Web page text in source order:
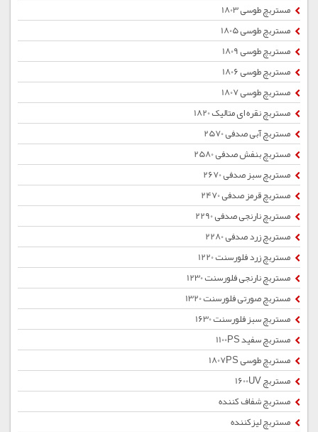
مستربچ طوسی 1803
مستربچ طوسی 1805
مستربچ طوسی 1809
مستربچ طوسی 1806
مستربچ طوسی 1807
مستربچ نقره ای متالیک 1820
مستربچ آبی صدفی 2570
مستربچ بنفش صدفی 2580
مستربچ سبز صدفی 2670
مستربچ قرمز صدفی 2470
مستربچ نارنجی صدفی 2290
مستربچ زرد صدفی 2280
مستربچ زرد فلورسنت 1220
مستربچ نارنجی فلورسنت 1230
مستربچ صورتی فلورسنت 1320
مستربچ سبز فلورسنت 1630
مستربچ سفید 1100PS
مستربچ طوسی 1807PS
مستربچ 1600UV
مستربچ شفاف کننده
مستربچ لیزکننده